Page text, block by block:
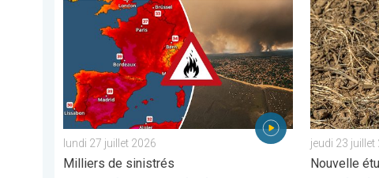
Le sud-ouest de la France brûle vivement. Milliers de
lundi 27 juillet 2026
Milliers de sinistrés
La chaleur
jeudi 23 juillet
Nouvelle